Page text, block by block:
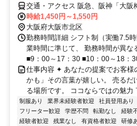
交通・アクセス 阪急、阪神「大
御堂筋線「梅田」駅から徒歩約2分
時給1,450円～1,550円
大阪府大阪市北区
勤務時間詳細 シフト制（実働7.5
業時間に準じて、 勤務時間が異な
■9：00～17：30 ■10：00～18：
仕事内容 ✦ あなたの提案でお客
かも」その言葉が嬉しい。 売るだ
る場所です。 ココならではの魅
制服あり 業界未経験者歓迎 社員登用あり
フリーター歓迎
学歴不問 転勤なし 経験
経験者歓迎
残業なし 有資格者歓迎 研修